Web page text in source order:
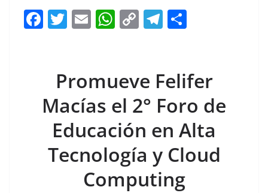
F
b
o
o
k
T
er
E
l
W
s
A
p
p
C
y
Li
n
k
T
gr
a
m
e
Promueve Felifer
Macías el 2° Foro de
Educación en Alta
Tecnología y Cloud
Computing